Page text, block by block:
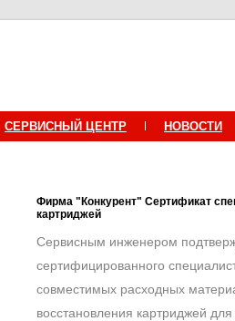
СЕРВИСНЫЙ ЦЕНТР НОВОСТИ
Фирма "Конкурент" Сертификат
картриджей
Сервисным инженером
сертифицированного
совместимых расходных
восстановления картриджей